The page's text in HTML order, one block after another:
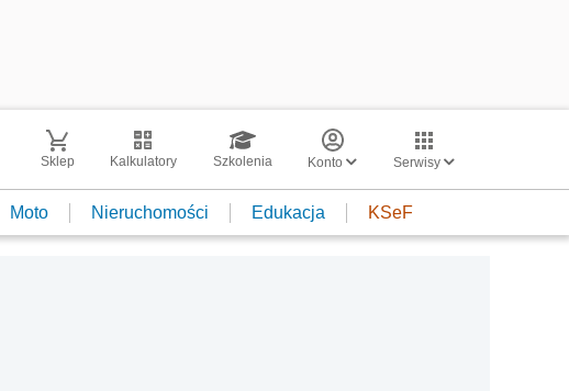
Sklep Kalkulatory Szkolenia Konto Serwisy
Moto Nieruchomości Edukacja KSeF